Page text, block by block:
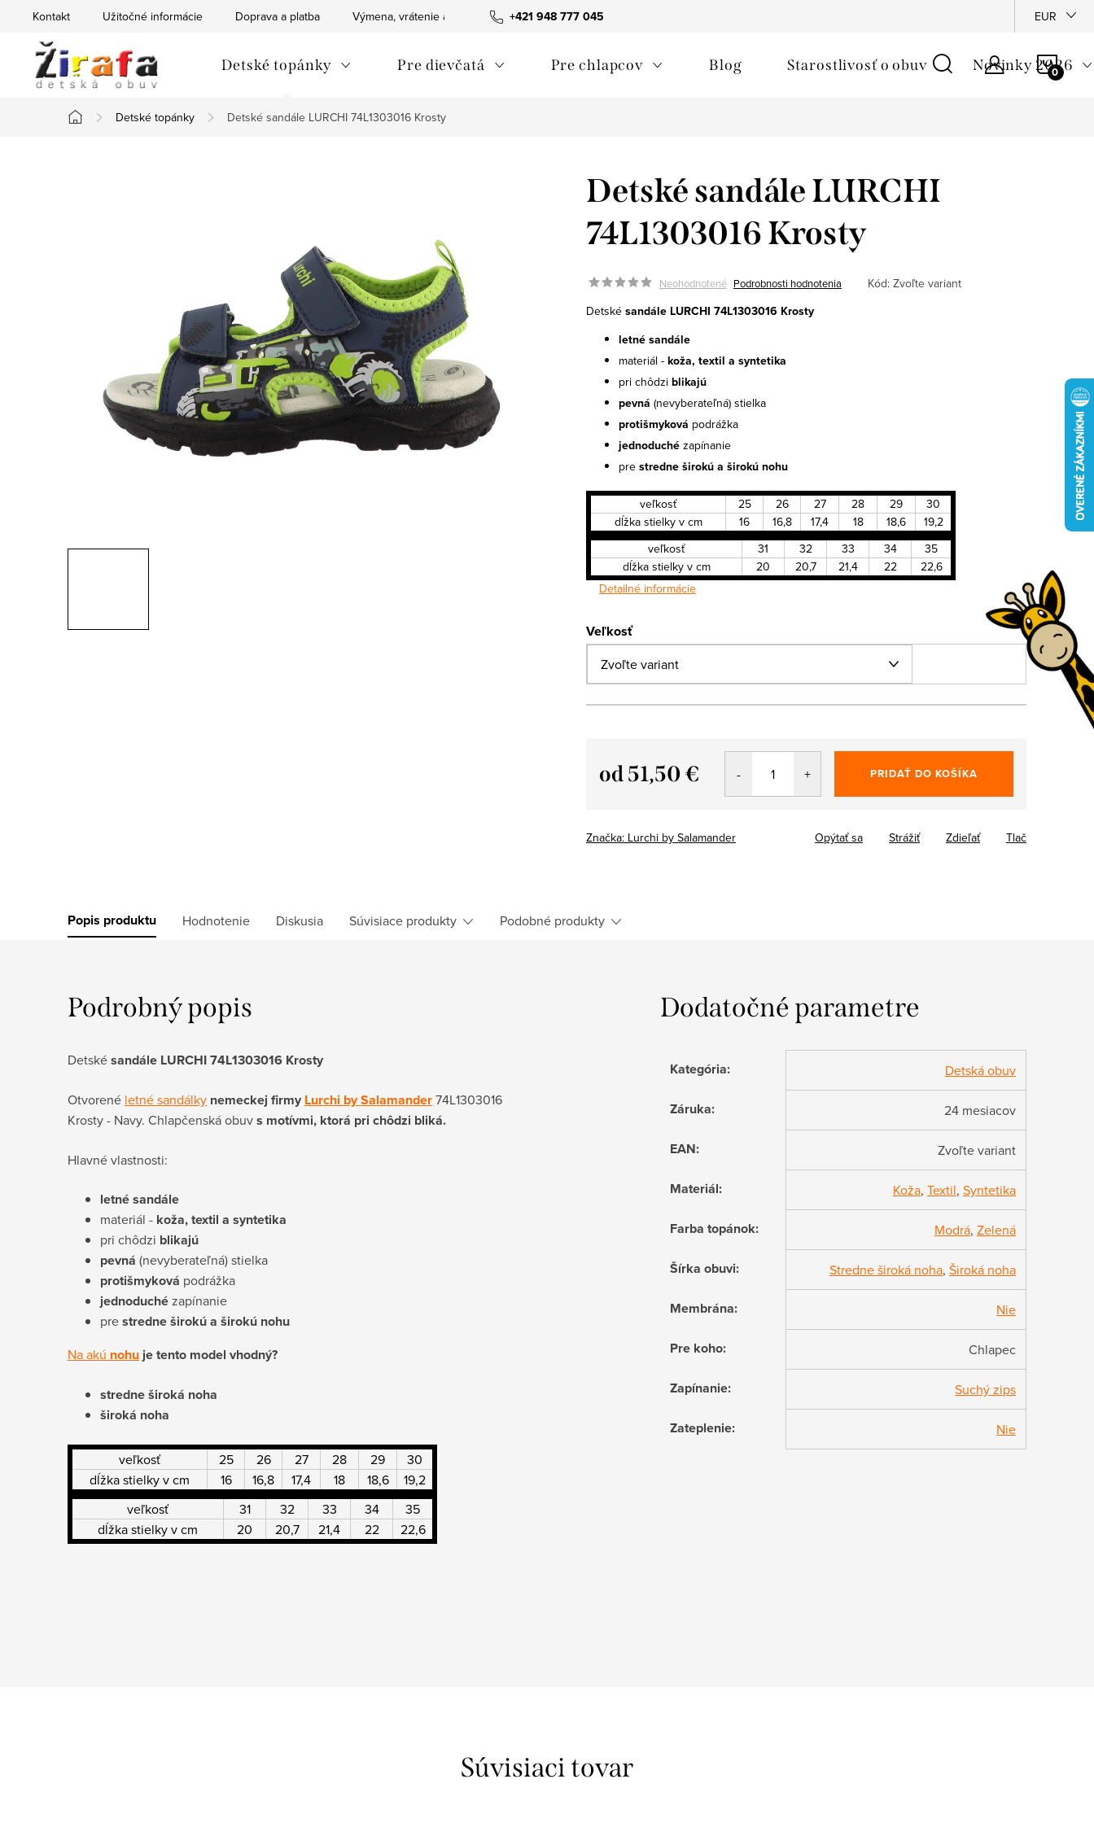
+421 948 777 045
Kontakt Užitočné informácie Doprava a platba Výmena, vrátenie a reklamácie tovaru Ako nakupovať Ochrana osobných
EUR
Detské topánky Pre dievčatá Pre chlapcov Blog Starostlivosť o obuv Novinky 2026
Domov
Detské topánky Detské sandále LURCHI 74L1303016 Krosty
Detské sandále LURCHI
74L1303016 Krosty
Neohodnotené Podrobnosti hodnotenia Kód: Zvoľte variant
Detské sandále LURCHI 74L1303016 Krosty
letné sandále
materiál - koža, textil a syntetika
pri chôdzi blikajú
pevná (nevyberateľná) stielka
protišmyková podrážka
jednoduché zapínanie
pre stredne širokú a širokú nohu
veľkosť 25 26 27 28 29
30
dĺžka stielky v cm
16 16,8 17,4 18 18,6
19,2
veľkosť
31 32 33 34
35
dĺžka stielky v cm
20 20,7 21,4 22
22,6
Detailné informácie
Veľkosť
od51,50 € PRIDAŤ DO KOŠÍKA
Značka: Lurchi by Salamander Tlač
Opýtať sa Strážiť Zdieľať
Popis produktu Hodnotenie Diskusia Súvisiace produkty Podobné produkty
Podrobný popis
Detskésandále LURCHI 74L1303016 Krosty
Otvorené letné sandálky nemeckej firmy Lurchi by Salamander74L1303016
Krosty - Navy. Chlapčenská obuvs motívmi, ktorá pri chôdzi bliká.
Hlavné vlastnosti:
letné sandále
materiál - koža, textil a syntetika
pri chôdzi blikajú
pevná (nevyberateľná) stielka
protišmyková podrážka
jednoduchézapínanie
prestredne širokú a širokú nohu
Na akú nohuje tento model vhodný?
stredne široká noha
široká noha
veľkosť 25 26 27 28 29
30
dĺžka stielky v cm
16 16,8 17,4 18 18,6
19,2
veľkosť
31 32 33 34
35
dĺžka stielky v cm
20 20,7 21,4 22 22,6
Dodatočné parametre
Kategória: Detská obuv
Záruka: 24 mesiacov
EAN: Zvoľte variant
Materiál: Koža, Textil, Syntetika
Farba topánok: Modrá, Zelená
Šírka obuvi: Stredne široká noha, Široká noha
Membrána: Nie
Pre koho: Chlapec
Zapínanie: Suchý zips
Zateplenie: Nie
Súvisiaci tovar